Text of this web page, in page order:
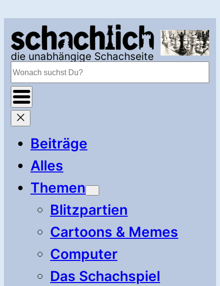
springen
die unabhängige Schachseite
Suchen
Beiträge
Alles
Themen
Blitzpartien
Cartoons & Memes
Computer
Das Schachspiel